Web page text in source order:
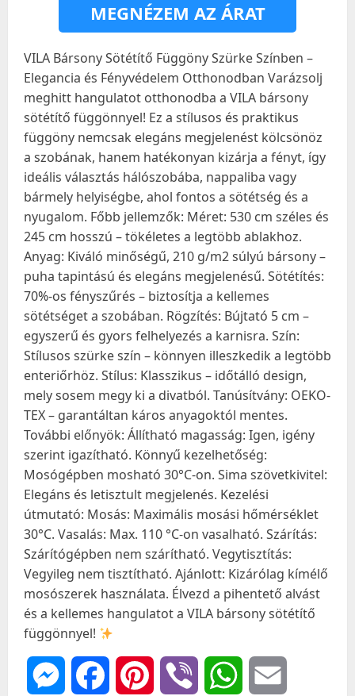
MEGNÉZEM AZ ÁRAT
VILA Bársony Sötétítő Függöny Szürke Színben –
Elegancia és Fényvédelem Otthonodban Varázsolj
meghitt hangulatot otthonodba a VILA bársony
sötétítő függönnyel! Ez a stílusos és praktikus
függöny nemcsak elegáns megjelenést kölcsönöz
a szobának, hanem hatékonyan kizárja a fényt, így
ideális választás hálószobába, nappaliba vagy
bármely helyiségbe, ahol fontos a sötétség és a
nyugalom. Főbb jellemzők: Méret: 530 cm széles és
245 cm hosszú – tökéletes a legtöbb ablakhoz.
Anyag: Kiváló minőségű, 210 g/m2 súlyú bársony –
puha tapintású és elegáns megjelenésű. Sötétítés:
70%-os fényszűrés – biztosítja a kellemes
sötétséget a szobában. Rögzítés: Bújtató 5 cm –
egyszerű és gyors felhelyezés a karnisra. Szín:
Stílusos szürke szín – könnyen illeszkedik a legtöbb
enteriőrhöz. Stílus: Klasszikus – időtálló design,
mely sosem megy ki a divatból. Tanúsítvány: OEKO-
TEX – garantáltan káros anyagoktól mentes.
További előnyök: Állítható magasság: Igen, igény
szerint igazítható. Könnyű kezelhetőség:
Mosógépben mosható 30°C-on. Sima szövetkivitel:
Elegáns és letisztult megjelenés. Kezelési
útmutató: Mosás: Maximális mosási hőmérséklet
30°C. Vasalás: Max. 110 °C-on vasalható. Szárítás:
Szárítógépben nem szárítható. Vegytisztítás:
Vegyileg nem tisztítható. Ajánlott: Kizárólag kímélő
mosószerek használata. Élvezd a pihentető alvást
és a kellemes hangulatot a VILA bársony sötétítő
függönnyel!
MessengerFacebookPinterest Viber WhatsApp